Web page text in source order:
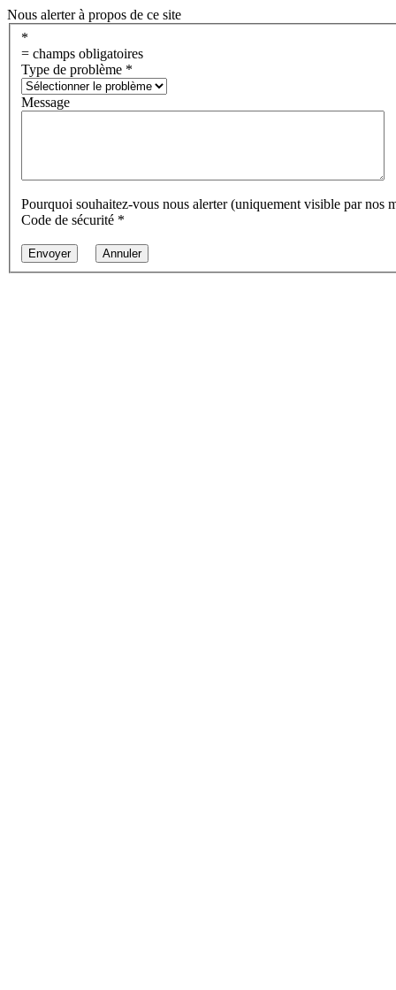
Nous alerter à propos de ce site
*
= champs obligatoires
Type de problème *
Message
Pourquoi souhaitez-vous nous alerter (uniquement visible par nos
Code de sécurité *